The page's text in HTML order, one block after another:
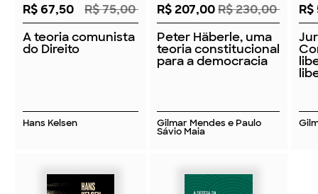
R$ 67,50
R$ 75,00
A teoria comunista
do Direito
Hans Kelsen
R$ 207,00R$ 230,00
Peter Häberle, uma
teoria constitucional
para a democracia
Gilmar Mendes e Paulo
Sávio Maia